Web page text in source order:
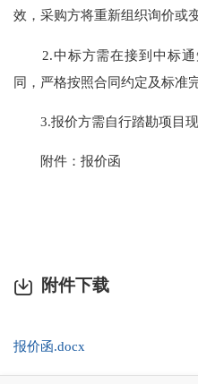
效，采购方将重新组织询价或
2.中标方需在接到中标通
同，严格按照合同约定及标准
3.报价方需自行踏勘项目现
附件：报价函
附件下载
报价函.docx